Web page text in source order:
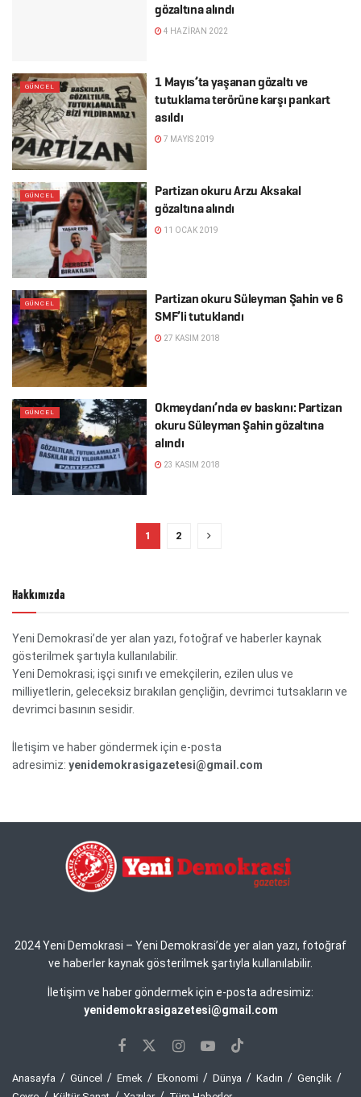
gözaltına alındı
4 HAZIRAN 2022
GÜNCEL
1 Mayıs’ta yaşanan gözaltı ve
tutuklama terörüne karşı pankart
asıldı
7 MAYIS 2019
GÜNCEL
Partizan okuru Arzu Aksakal
gözaltına alındı
11 OCAK 2019
GÜNCEL
Partizan okuru Süleyman Şahin ve 6
SMF’li tutuklandı
27 KASIM 2018
GÜNCEL
Okmeydanı’nda ev baskını: Partizan
okuru Süleyman Şahin gözaltına
alındı
23 KASIM 2018
1 2
Hakkımızda
Yeni Demokrasi’de yer alan yazı, fotoğraf ve haberler kaynak
gösterilmek şartıyla kullanılabilir.
Yeni Demokrasi; işçi sınıfı ve emekçilerin, ezilen ulus ve
milliyetlerin, geleceksiz bırakılan gençliğin, devrimci tutsakların ve
devrimci basının sesidir.
İletişim ve haber göndermek için e-posta
adresimiz: yenidemokrasigazetesi@gmail.com
2024 Yeni Demokrasi – Yeni Demokrasi’de yer alan yazı, fotoğraf
ve haberler kaynak gösterilmek şartıyla kullanılabilir.
İletişim ve haber göndermek için e-posta adresimiz:
yenidemokrasigazetesi@gmail.com
Anasayfa Güncel Emek Ekonomi Dünya Kadın
Gençlik